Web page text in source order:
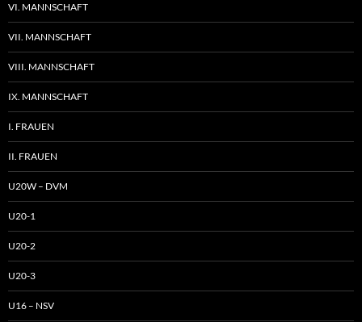
VI. MANNSCHAFT
VII. MANNSCHAFT
VIII. MANNSCHAFT
IX. MANNSCHAFT
I. FRAUEN
II. FRAUEN
U20W – DVM
U20-1
U20-2
U20-3
U16 – NSV